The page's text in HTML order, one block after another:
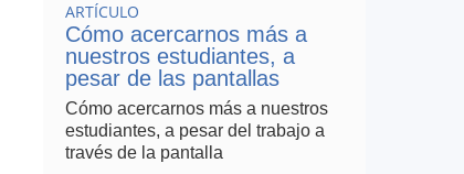
ARTÍCULO
Cómo acercarnos más a
nuestros estudiantes, a
pesar de las pantallas
Cómo acercarnos más a nuestros
estudiantes, a pesar del trabajo a
través de la pantalla